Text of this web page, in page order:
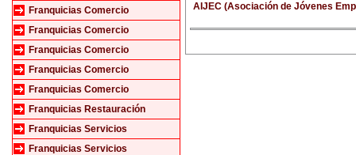
Franquicias Comercio
Franquicias Comercio
Franquicias Comercio
Franquicias Comercio
Franquicias Comercio
Franquicias Restauración
Franquicias Servicios
Franquicias Servicios
AIJEC (Asociación de Jóvenes